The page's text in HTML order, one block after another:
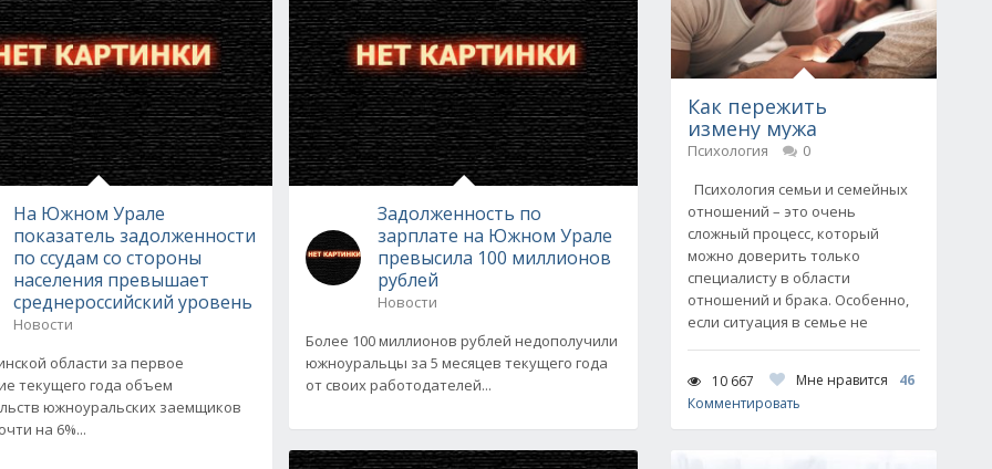
На Южном Урале
показатель задолженности
по ссудам со стороны
населения превышает
среднероссийский уровень
Новости
области за первое
текущего года объем
южноуральских заемщиков
на 6%...
Задолженность по
зарплате на Южном Урале
превысила 100 миллионов
рублей
Новости
Более 100 миллионов рублей недополучили
южноуральцы за 5 месяцев текущего года
от своих работодателей...
Как пережить
измену мужа
Психология
0
Психология семьи и семейных
отношений – это очень
сложный процесс, который
можно доверить только
специалисту в области
отношений и брака. Особенно,
если ситуация в семье не
10 667 Мне нравится
46
Комментировать